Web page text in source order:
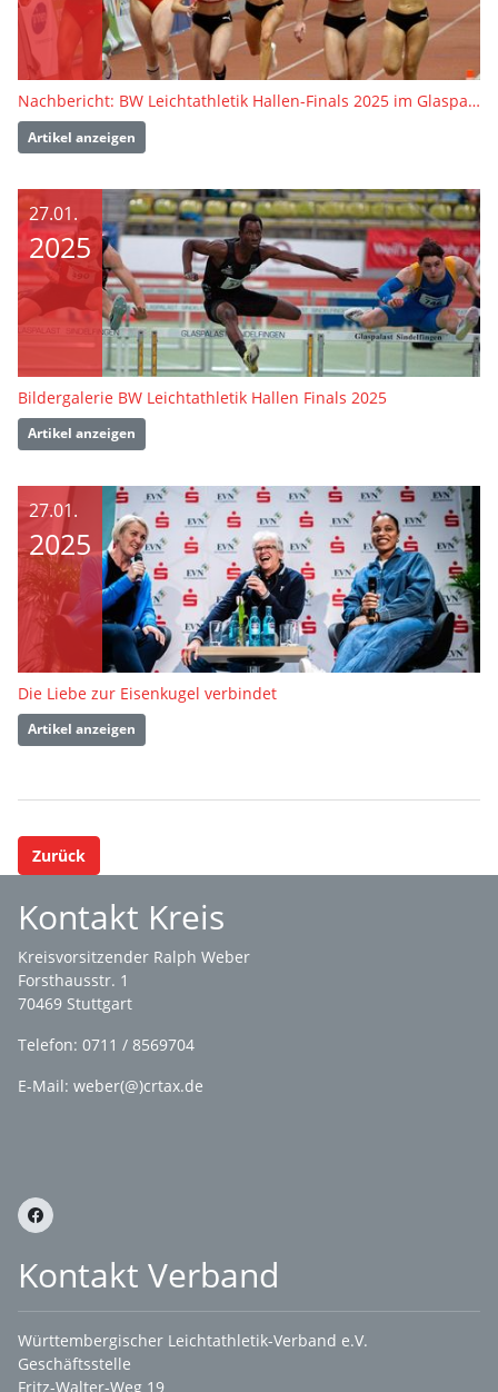
Nachbericht: BW Leichtathletik Hallen-Finals 2025 im Glaspalast Sindelfingen
Artikel anzeigen
27.01.
2025
Bildergalerie BW Leichtathletik Hallen Finals 2025
Artikel anzeigen
27.01.
2025
Die Liebe zur Eisenkugel verbindet
Artikel anzeigen
Zurück
Kontakt Kreis
Kreisvorsitzender Ralph Weber
Forsthausstr. 1
70469 Stuttgart
Telefon: 0711 / 8569704
E-Mail: weber(@)crtax.de
Kontakt Verband
Württembergischer Leichtathletik-Verband e.V.
Geschäftsstelle
Fritz-Walter-Weg 19